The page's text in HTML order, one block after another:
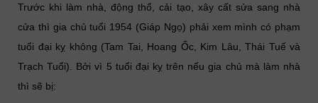
Trước khi làm nhà, động thổ, cải tạo, xây cất sửa sang nhà
cửa thì gia chủ tuổi 1954 (Giáp Ngọ) phải xem mình có phạm
tuổi đại kỵ không (Tam Tai, Hoang Ốc, Kim Lâu, Thái Tuế và
Trạch Tuổi). Bởi vì 5 tuổi đại kỵ trên nếu gia chủ mà làm nhà
thì sẽ bị: